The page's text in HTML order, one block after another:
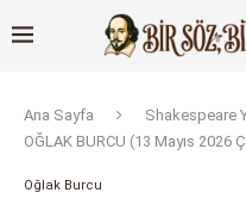
Ana Sayfa Shakespeare
OĞLAK BURCU (13 Mayıs 2026
Oğlak Burcu